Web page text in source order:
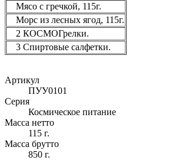
Мясо с гречкой, 115г.
Морс из лесных ягод, 115г.
2 КОСМОГрелки.
3 Спиртовые салфетки.
Артикул
ПУУ0101
Серия
Космическое питание
Масса нетто
115 г.
Масса брутто
850 г.